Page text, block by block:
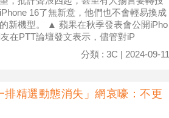
16了無新意，他們也不會輕易換成
新機型。 ▲ 蘋果在秋季發表會公開iPho
在PTT論壇發文表示，儘管對iP
分類 : 3C | 2024-09-11
精選動態消失」網哀嚎：不更